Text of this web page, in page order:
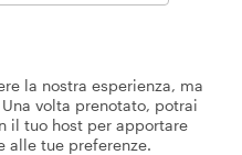
la nostra esperienza, ma
volta prenotato, potrai
il tuo host per apportare
alle tue preferenze.